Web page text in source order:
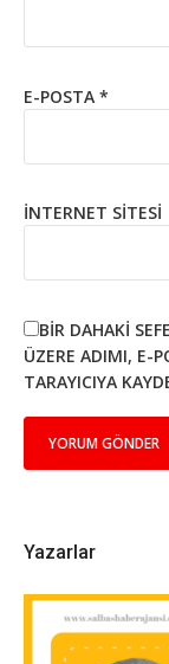
E-POSTA *
İNTERNET SITESI
BIR DAHAKI
ÜZERE ADIMI, E-
TARAYICIYA
Yazarlar